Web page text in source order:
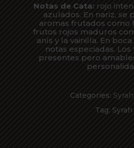
Notas de Cata: rojo
azulados. En nariz, se
aromas frutados como
frutos rojos maduros
anís y la vainilla. En
notas especiadas.
presentes pero
Categories: Syrah
Tag: Syrah